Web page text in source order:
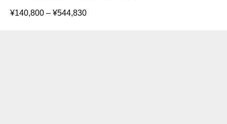
¥140,800 – ¥544,830価